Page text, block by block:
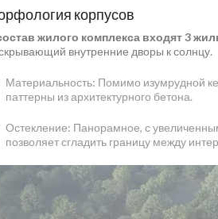
корпусов
жилого комплекса входят 3
внутренние дворы к солнцу.
Материальность: Помимо изумрудной
паттерны из архитектурного бетона.
Остекление: Панорамное, с
позволяет сгладить границу между